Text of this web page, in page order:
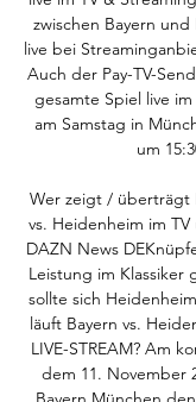
zwi­schen Bay­ern
live bei
Auch der Pay-TV-
gesam­te Spiel live
am Sams­tag in
um
Wer zeigt / überträgt
vs. Heidenheim im TV
DAZN News
Leistung im Klassiker
sollte sich
läuft Bayern vs.
LIVE-STREAM? Am
dem 11. November